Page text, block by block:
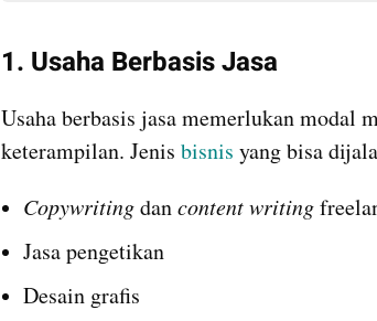
1. Usaha Berbasis Jasa
Usaha berbasis jasa memerlukan modal
keterampilan. Jenis bisnis yang bisa
Copywriting dan content writing
Jasa pengetikan
Desain grafis